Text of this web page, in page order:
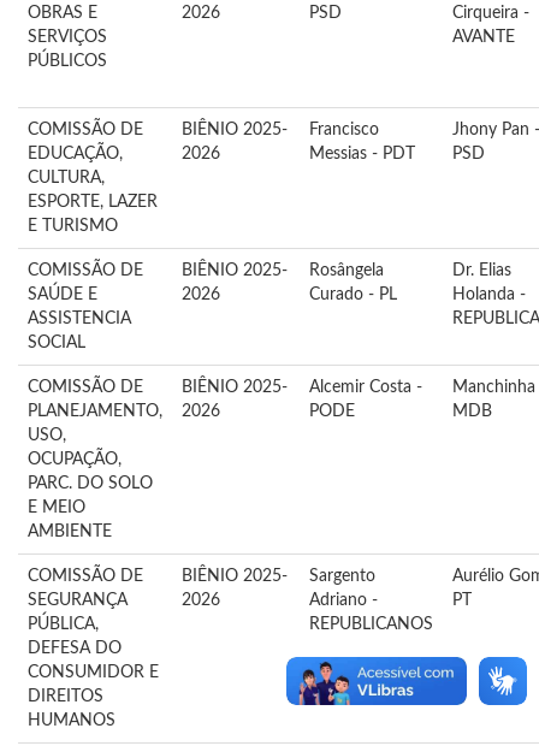
OBRAS E
SERVIÇOS
PÚBLICOS
2026
PSD
Cirqueira -
AVANTE
COMISSÃO DE
EDUCAÇÃO,
CULTURA,
ESPORTE, LAZER
E TURISMO
BIÊNIO 2025-
2026
Francisco
Messias - PDT
Jhony Pan -
PSD
COMISSÃO DE
SAÚDE E
ASSISTENCIA
SOCIAL
BIÊNIO 2025-
2026
Rosângela
Curado - PL
Dr. Elias
Holanda -
COMISSÃO DE
PLANEJAMENTO,
USO,
OCUPAÇÃO,
PARC. DO SOLO
E MEIO
AMBIENTE
BIÊNIO 2025-
2026
Alcemir Costa -
PODE
Manchinha
MDB
COMISSÃO DE
SEGURANÇA
PÚBLICA,
DEFESA DO
CONSUMIDOR E
DIREITOS
HUMANOS
BIÊNIO 2025-
2026
Sargento
Adriano -
REPUBLICANOS
Aurélio
PT